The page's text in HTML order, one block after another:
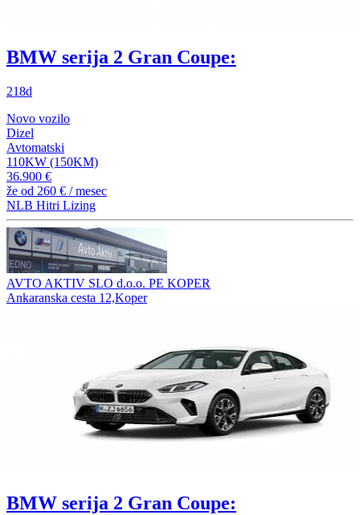
BMW serija 2 Gran Coupe:
218d
Novo vozilo
Dizel
Avtomatski
110KW (150KM)
36.900 €
že od 260 € / mesec
NLB Hitri Lizing
AVTO AKTIV SLO d.o.o. PE KOPER
Ankaranska cesta 12,Koper
BMW serija 2 Gran Coupe: